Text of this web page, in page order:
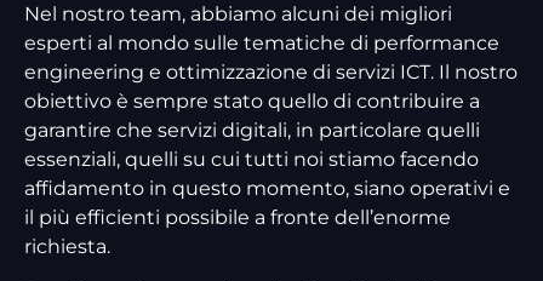
Nel nostro team, abbiamo alcuni dei migliori
esperti al mondo sulle tematiche di performance
engineering e ottimizzazione di servizi ICT. Il nostro
obiettivo è sempre stato quello di contribuire a
garantire che servizi digitali, in particolare quelli
essenziali, quelli su cui tutti noi stiamo facendo
affidamento in questo momento, siano operativi e
il più efficienti possibile a fronte dell’enorme
richiesta.